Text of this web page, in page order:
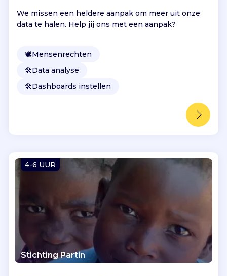
We missen een heldere aanpak om meer uit onze
data te halen. Help jij ons met een aanpak?
🕊Mensenrechten
🛠️Data analyse
🛠️Dashboards instellen
4-6 UUR
Stichting Partin